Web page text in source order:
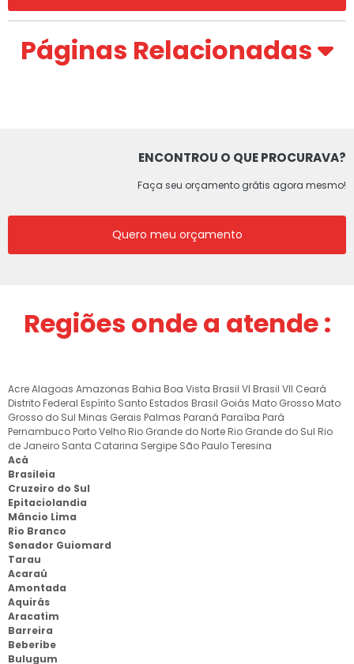
Páginas Relacionadas
ENCONTROU O QUE PROCURAVA?
Faça seu orçamento grátis agora mesmo!
Quero meu orçamento
Regiões onde a atende :
AcreAlagoas Amazonas Bahia Boa Vista Brasil VI Brasil VII Ceará
Distrito Federal Espírito Santo Estados Brasil Goiás Mato Grosso Mato
Grosso do Sul Minas Gerais Palmas Paraná Paraíba Pará
Pernambuco Porto Velho Rio Grande do Norte Rio Grande do Sul Rio
de Janeiro Santa Catarina Sergipe São PauloTeresina
Acá
Brasileia
Cruzeiro do Sul
Epitaciolandia
Mâncio Lima
Rio Branco
Senador Guiomard
Tarau
Acaraú
Amontada
Aquirás
Aracatim
Barreira
Beberibe
Bulugum